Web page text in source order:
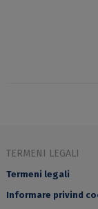
TERMENI LEGALI
Termeni legali
Informare privind